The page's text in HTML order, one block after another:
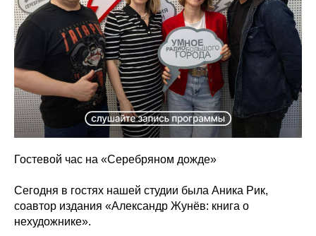
Гостевой час на «Серебряном дожде»
Сегодня в гостях нашей студии была Аника Рик,
соавтор издания «Александр Жунёв: книга о
нехудожнике».